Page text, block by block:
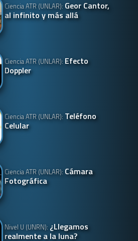
Ciencia ATR (UNLAR): Geor Cantor,
al infinito y más allá
Ciencia ATR (UNLAR): Efecto
Doppler
Ciencia ATR (UNLAR): Teléfono
Celular
Ciencia ATR (UNLAR): Cámara
Fotográfica
Nivel U (UNRN): ¿Llegamos
realmente a la luna?